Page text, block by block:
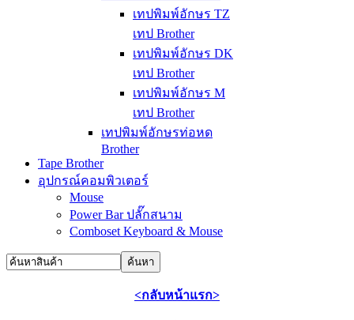
เทปพิมพ์อักษร TZ
เทป Brother
เทปพิมพ์อักษร DK
เทป Brother
เทปพิมพ์อักษร M
เทป Brother
เทปพิมพ์อักษรท่อหด
Brother
Tape Brother
อุปกรณ์คอมพิวเตอร์
Mouse
Power Bar ปลั๊กสนาม
Comboset Keyboard & Mouse
<กลับหน้าแรก>